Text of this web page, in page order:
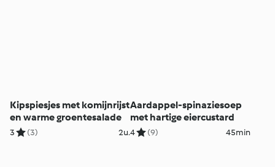
Kipspiesjes met komijnrijst
en warme groentesalade
3 (3) 2u.
Aardappel-spinaziesoep
met hartige eiercustard
4 (9) 45min